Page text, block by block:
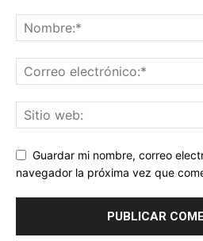
Guardar mi nombre, correo
navegador la próxima vez que